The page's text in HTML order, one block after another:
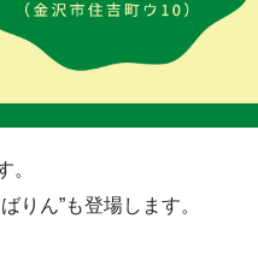
。
りん”も登場します。